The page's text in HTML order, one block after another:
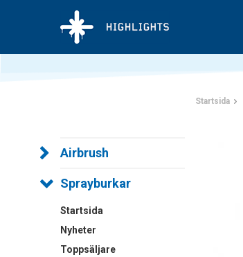
Airbrush
Sprayburkar
Startsida
Nyheter
Toppsäljare
Startsida